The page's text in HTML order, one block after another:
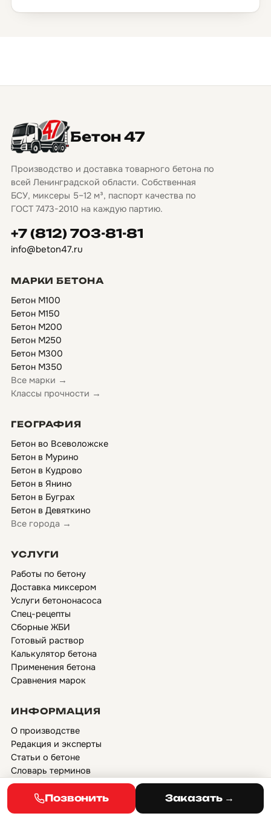
Бетон 47
Производство и доставка товарного бетона по
всей Ленинградской области. Собственная
БСУ, миксеры 5–12 м³, паспорт качества по
ГОСТ 7473-2010 на каждую партию.
+7 (812) 703-81-81
info@beton47.ru
МАРКИ БЕТОНА
Бетон М100
Бетон М150
Бетон М200
Бетон М250
Бетон М300
Бетон М350
Все марки →
Классы прочности →
ГЕОГРАФИЯ
Бетон во Всеволожске
Бетон в Мурино
Бетон в Кудрово
Бетон в Янино
Бетон в Буграх
Бетон в Девяткино
Все города →
УСЛУГИ
Работы по бетону
Доставка миксером
Услуги бетононасоса
Спец-рецепты
Сборные ЖБИ
Готовый раствор
Калькулятор бетона
Применения бетона
Сравнения марок
ИНФОРМАЦИЯ
О производстве
Редакция и эксперты
Статьи о бетоне
Словарь терминов
Сертификаты
Отзывы
Объекты
Позвонить Заказать →